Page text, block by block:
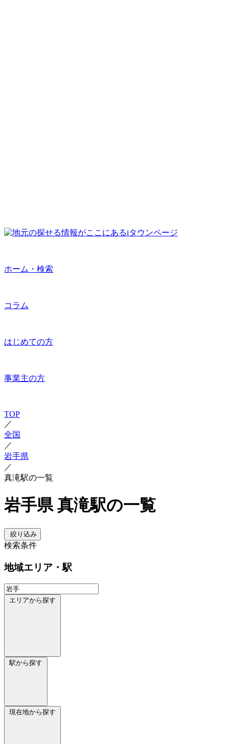
ホーム・検索
コラム
はじめての方
事業主の方
TOP
／
全国
／
岩手県
／
真滝駅の一覧
岩手県 真滝駅の一覧
絞り込み
検索条件
地域エリア・駅
エリアから探す
駅から探す
現在地から探す